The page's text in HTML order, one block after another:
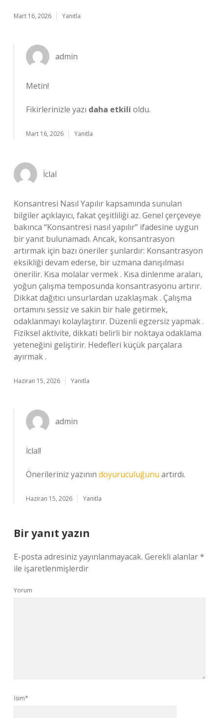
Mart 16, 2026 Yanıtla
admin
Metin!
Fikirlerinizle yazı daha etkili oldu.
Mart 16, 2026 Yanıtla
İclal
Konsantresi Nasıl Yapılır kapsamında sunulan
bilgiler açıklayıcı, fakat çeşitliliği az. Genel çerçeveye
bakınca “Konsantresi nasıl yapılır” ifadesine uygun
bir yanıt bulunamadı. Ancak, konsantrasyon
artırmak için bazı öneriler şunlardır: Konsantrasyon
eksikliği devam ederse, bir uzmana danışılması
önerilir. Kısa molalar vermek . Kısa dinlenme araları,
yoğun çalışma temposunda konsantrasyonu artırır.
Dikkat dağıtıcı unsurlardan uzaklaşmak . Çalışma
ortamını sessiz ve sakin bir hale getirmek,
odaklanmayı kolaylaştırır. Düzenli egzersiz yapmak .
Fiziksel aktivite, dikkati belirli bir noktaya odaklama
yeteneğini geliştirir. Hedefleri küçük parçalara
ayırmak .
Haziran 15, 2026 Yanıtla
admin
İclal!
Önerileriniz yazının doyuruculuğunu artırdı.
Haziran 15, 2026 Yanıtla
Bir yanıt yazın
E-posta adresiniz yayınlanmayacak. Gerekli alanlar*
ile işaretlenmişlerdir
Yorum
İsim*